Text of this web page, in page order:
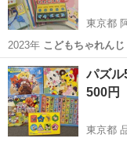
東京都
2023年 こどもちゃれんじ
東京 杉並区 阿
パズ
500円
東京都